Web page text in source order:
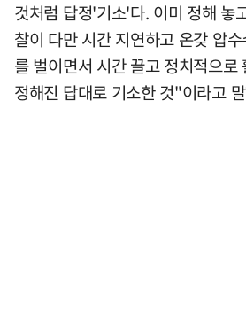
것처럼 답정'기소'다. 이미 정해 놓
찰이 다만 시간 지연하고 온갖 압
를 벌이면서 시간 끌고 정치적으로
정해진 답대로 기소한 것"이라고